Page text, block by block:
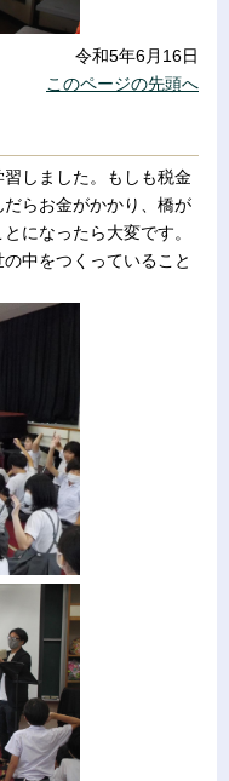
令和5年6月16日
このページの先頭へ
しました。もしも税金
らお金がかかり、橋が
になったら大変です。
中をつくっていること